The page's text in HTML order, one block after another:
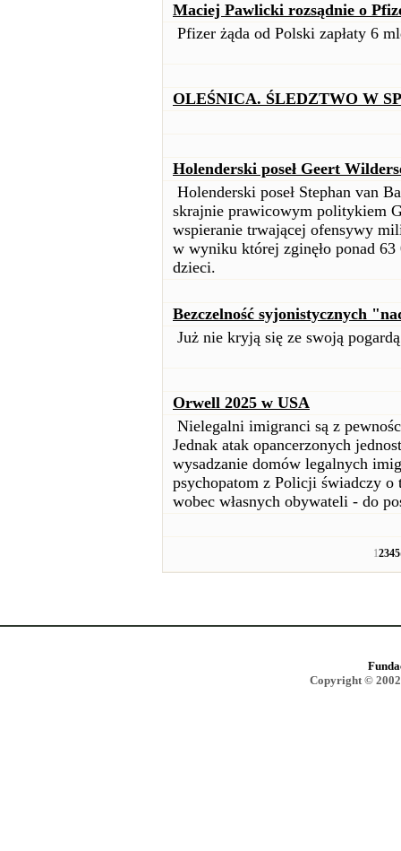
Maciej Pawlicki rozsądnie o
Pfizer żąda od Polski zapłaty 6
OLEŚNICA. ŚLEDZTWO W
Holenderski poseł Geert
Holenderski poseł Stephan van
skrajnie prawicowym politykiem
wspieranie trwającej ofensywy
w wyniku której zginęło ponad
dzieci.
Bezczelność syjonistycznych
Już nie kryją się ze swoją
Orwell 2025 w USA
Nielegalni imigranci są z
Jednak atak opancerzonych
wysadzanie domów legalnych
psychopatom z Policji świadczy o
wobec własnych obywateli - do
12345
Copyright ©